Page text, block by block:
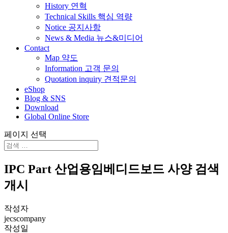
History 연혁
Technical Skills 핵심 역량
Notice 공지사항
News & Media 뉴스&미디어
Contact
Map 약도
Information 고객 문의
Quotation inquiry 견적문의
eShop
Blog & SNS
Download
Global Online Store
페이지 선택
IPC Part 산업용임베디드보드 사양 검색
개시
작성자
jecscompany
작성일